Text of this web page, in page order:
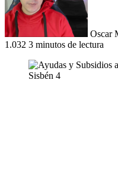
Oscar
1.032 3 minutos de lectura